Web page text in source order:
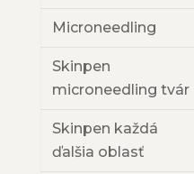
Microneedling
Skinpen
microneedling tvár
Skinpen každá
ďalšia oblasť